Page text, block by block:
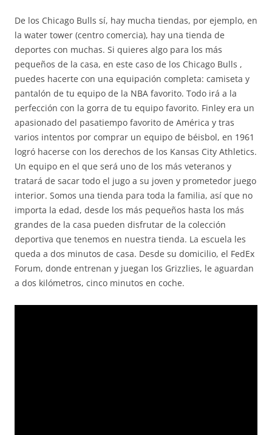
De los Chicago Bulls sí, hay mucha tiendas, por ejemplo, en
la water tower (centro comercia), hay una tienda de
deportes con muchas. Si quieres algo para los más
pequeños de la casa, en este caso de los Chicago Bulls ,
puedes hacerte con una equipación completa: camiseta y
pantalón de tu equipo de la NBA favorito. Todo irá a la
perfección con la gorra de tu equipo favorito. Finley era un
apasionado del pasatiempo favorito de América y tras
varios intentos por comprar un equipo de béisbol, en 1961
logró hacerse con los derechos de los Kansas City Athletics.
Un equipo en el que será uno de los más veteranos y
tratará de sacar todo el jugo a su joven y prometedor juego
interior. Somos una tienda para toda la familia, así que no
importa la edad, desde los más pequeños hasta los más
grandes de la casa pueden disfrutar de la colección
deportiva que tenemos en nuestra tienda. La escuela les
queda a dos minutos de casa. Desde su domicilio, el FedEx
Forum, donde entrenan y juegan los Grizzlies, le aguardan
a dos kilómetros, cinco minutos en coche.